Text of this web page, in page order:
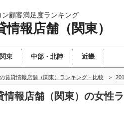
ン顧客満足度ランキング
情報店舗（関東）
関東 中部・北陸 近畿
賃貸情報店舗（関東）ランキング・比較
情報店舗（関東）の女性